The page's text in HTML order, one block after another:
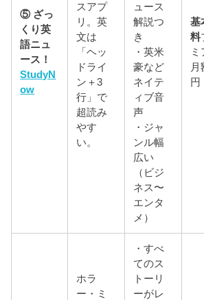
⑤ ざっ
くり英
語ニュ
ース！
StudyN
ow
スアプ
リ。英
文は
「ヘッ
ドライ
ン＋3
行」で
超読み
やす
い。
ュース
解説つ
き
・英米
豪など
ネイテ
ィブ音
声
・ジャ
ンル幅
広い
（ビジ
ネス〜
エンタ
メ）
基
料
ミ
月
円
ホラ
ー・ミ
・すべ
てのス
トーリ
ーがレ